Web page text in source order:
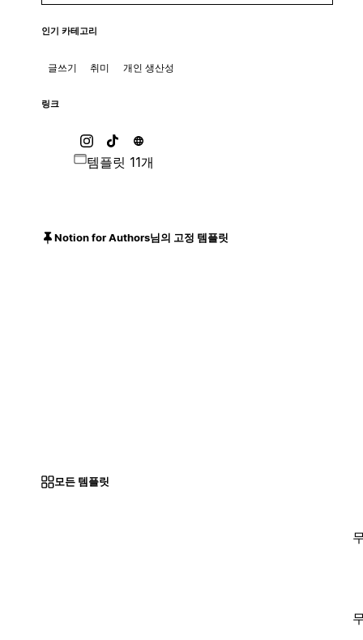
인기 카테고리
글쓰기 취미 개인 생산성
링크
템플릿 11개
Notion for Authors님의 고정 템플릿
모든 템플릿